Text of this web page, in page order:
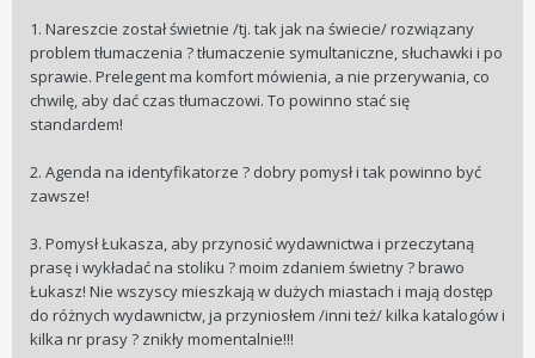
1. Nareszcie został świetnie /tj. tak jak na świecie/ rozwiązany
problem tłumaczenia ? tłumaczenie symultaniczne, słuchawki i po
sprawie. Prelegent ma komfort mówienia, a nie przerywania, co
chwilę, aby dać czas tłumaczowi. To powinno stać się
standardem!
2. Agenda na identyfikatorze ? dobry pomysł i tak powinno być
zawsze!
3. Pomysł Łukasza, aby przynosić wydawnictwa i przeczytaną
prasę i wykładać na stoliku ? moim zdaniem świetny ? brawo
Łukasz! Nie wszyscy mieszkają w dużych miastach i mają dostęp
do różnych wydawnictw, ja przyniosłem /inni też/ kilka katalogów i
kilka nr prasy ? znikły momentalnie!!!